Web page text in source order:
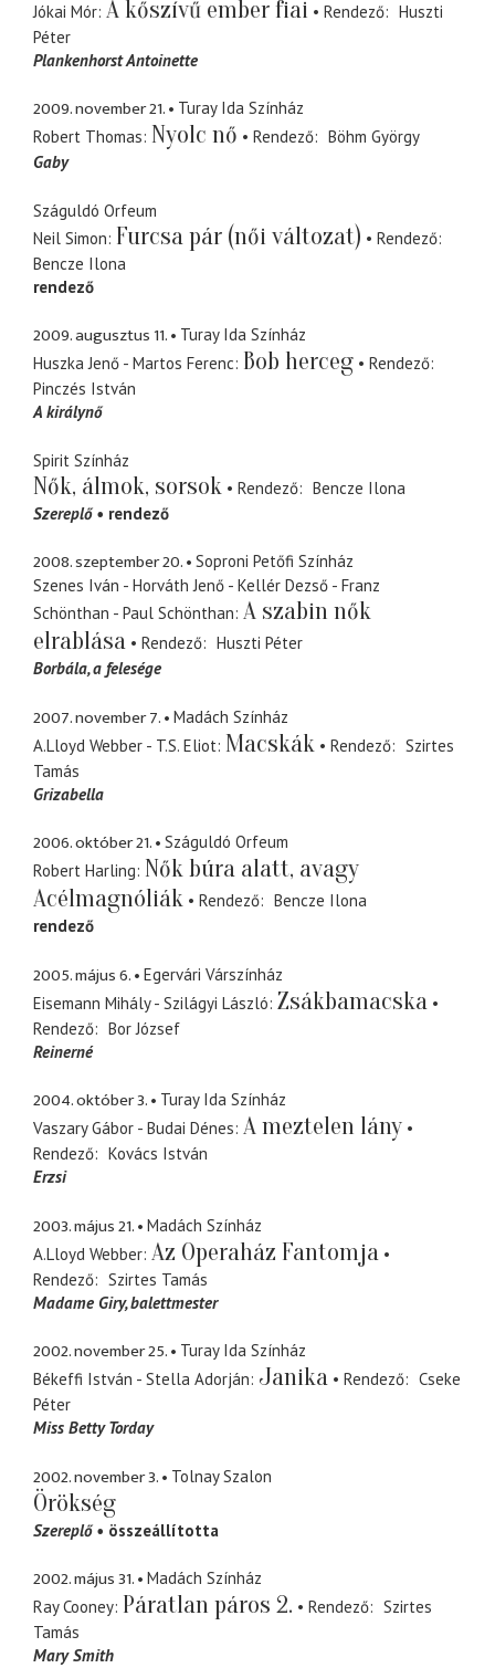
Jókai Mór A kőszívű ember fiai Rendező
Huszti
Péter
Plankenhorst Antoinette
2009. november 21.
Turay Ida Színház
Robert Thomas Nyolc nő Rendező
Böhm György
Gaby
Száguldó Orfeum
Neil Simon Furcsa pár (női változat)
Rendező
Bencze Ilona
rendező
2009. augusztus 11.
Turay Ida Színház
Huszka Jenő - Martos Ferenc Bob herceg
Rendező
Pinczés István
A királynő
Spirit Színház
Nők, álmok, sorsok Rendező
Bencze Ilona
Szereplő
rendező
2008. szeptember 20.
Soproni Petőfi Színház
Szenes Iván - Horváth Jenő - Kellér Dezső - Franz
Schönthan - Paul Schönthan A szabin nők
elrablása
Rendező
Huszti Péter
Borbála a felesége
2007. november 7.
Madách Színház
A.Lloyd Webber - T.S. Eliot Macskák Rendező
Szirtes
Tamás
Grizabella
2006. október 21.
Száguldó Orfeum
Robert Harling Nők búra alatt, avagy
Acélmagnóliák
Rendező
Bencze Ilona
rendező
2005. május 6.
Egervári Várszínház
Eisemann Mihály - Szilágyi László Zsákbamacska
Rendező
Bor József
Reinerné
2004. október 3.
Turay Ida Színház
Vaszary Gábor - Budai Dénes A meztelen lány
Rendező
Kovács István
Erzsi
2003. május 21.
Madách Színház
A.Lloyd Webber Az Operaház Fantomja
Rendező
Szirtes Tamás
Madame Giry balettmester
2002. november 25.
Turay Ida Színház
Békeffi István - Stella Adorján Janika Rendező
Cseke
Péter
Miss Betty Torday
2002. november 3. Tolnay Szalon
Örökség
Szereplő összeállította
2002. május 31.
Madách Színház
Ray Cooney Páratlan páros 2. Rendező
Szirtes
Tamás
Mary Smith